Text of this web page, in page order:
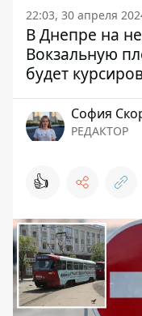
22:03, 30 апреля
В Днепре на
Вокзальную
будет
София
РЕДАКТОР
👍